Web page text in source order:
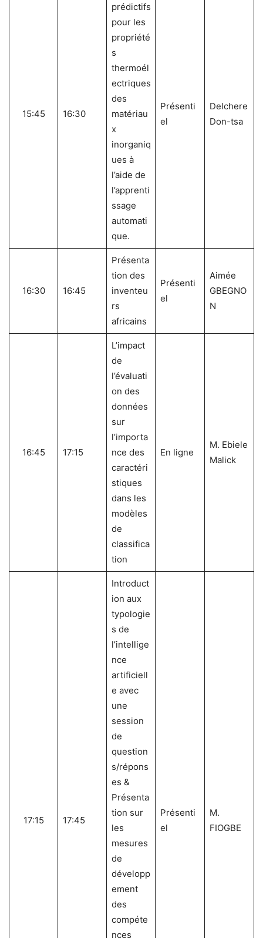
15:45 16:30
prédictifs
pour les
propriété
s
thermoél
ectriques
des
matériau
x
inorganiq
ues à
l’aide de
l’apprenti
ssage
automati
que.
Présenti
el
Delchere
Don-tsa
16:30 16:45
Présenta
tion des
inventeu
rs
africains
Présenti
el
Aimée
GBEGNO
N
16:45 17:15
L’impact
de
l’évaluati
on des
données
sur
l’importa
nce des
caractéri
stiques
dans les
modèles
de
classifica
tion
En ligne
M. Ebiele
Malick
17:15 17:45
Introduct
ion aux
typologie
s de
l’intellige
nce
artificiell
e avec
une
session
de
question
s/répons
es &
Présenta
tion sur
les
mesures
de
développ
ement
des
compéte
nces
Présenti
el
M.
FIOGBE